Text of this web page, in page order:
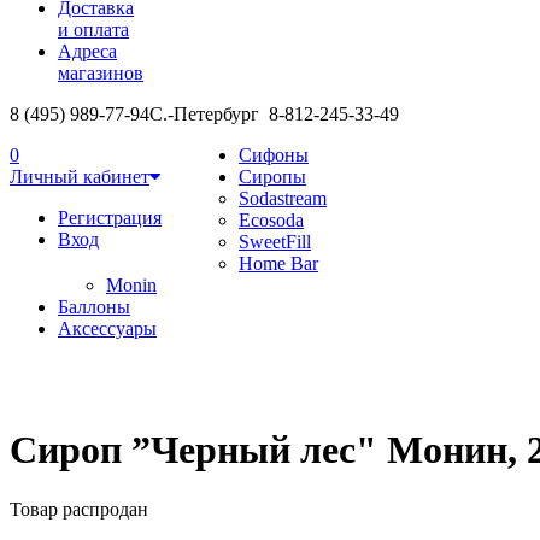
Доставка
и оплата
Адреса
магазинов
8 (495) 989-77-94С.-Петербург 8-812-245-33-49
0
Личный кабинет
Регистрация
Вход
Сифоны
Сиропы
Sodastream
Ecosoda
SweetFill
Home Bar
Monin
Баллоны
Аксессуары
Сироп ”Черный лес" Монин,
Товар распродан